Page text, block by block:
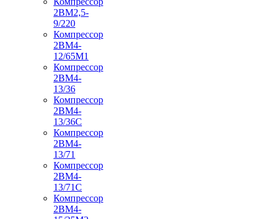
2ВМ2,5-
9/220
Компрессор
2ВМ4-
12/65М1
Компрессор
2ВМ4-
13/36
Компрессор
2ВМ4-
13/36С
Компрессор
2ВМ4-
13/71
Компрессор
2ВМ4-
13/71С
Компрессор
2ВМ4-